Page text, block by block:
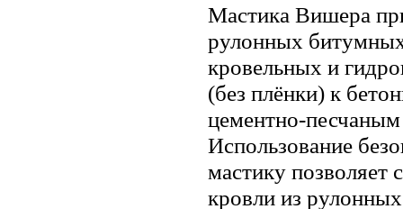
Мастика Вишера
рулонных
кровельных и
(без плёнки) к
цементно-
Использование
мастику позволяет
кровли из